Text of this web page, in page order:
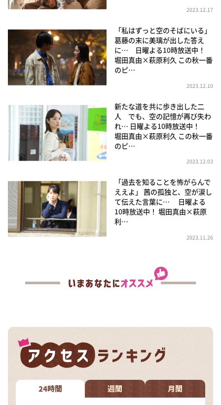
2023.12.17
「私はずっと空のそばにいる」
葛藤の末に美璃が出した答え
に… 日曜よる10時放送中！
堀田真由×萩原利久 この秋一番
のピ…
2023.12.10
新たな道を共に歩き出した二
人 でも、空の記憶が再び失わ
れ… 日曜よる10時放送中！
堀田真由×萩原利久 この秋一番
のピ…
2023.12.03
「過去を知ることを怖がらんで
ええよ」 茜の孤独と、空が涙し
て伝えた言葉に… 日曜よる
10時放送中！ 堀田真由×萩原
利…
2023.11.26
24時間 週間 月間